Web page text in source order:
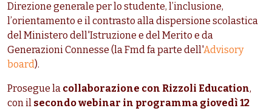
Direzione generale per lo studente, l’inclusione,
l’orientamento e il contrasto alla dispersione scolastica
del Ministero dell'Istruzione e del Merito e da
Generazioni Connesse (la Fmd fa parte dell'Advisory
board).
Prosegue la collaborazione con Rizzoli Education,
con il secondo webinar in programma giovedì 12